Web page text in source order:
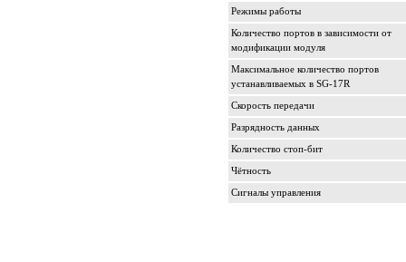
Режимы работы
Количество портов в зависимости от
модификации модуля
Максимальное количество портов
устанавливаемых в SG-17R
Скорость передачи
Разрядность данных
Количество стоп-бит
Чётность
Сигналы управления